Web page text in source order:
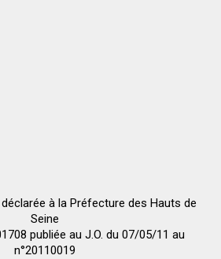
à la Préfecture des Hauts de
Seine
publiée au J.O. du 07/05/11 au
n°20110019